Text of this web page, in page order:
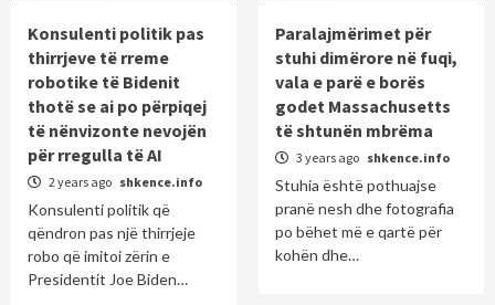
Konsulenti politik pas
thirrjeve të rreme
robotike të Bidenit
thotë se ai po përpiqej
të nënvizonte nevojën
për rregulla të AI
2 years ago shkence.info
Konsulenti politik që
qëndron pas një thirrjeje
robo që imitoi zërin e
Presidentit Joe Biden…
Paralajmërimet për
stuhi dimërore në fuqi,
vala e parë e borës
godet Massachusetts
të shtunën mbrëma
3 years ago shkence.info
Stuhia është pothuajse
pranë nesh dhe fotografia
po bëhet më e qartë për
kohën dhe…